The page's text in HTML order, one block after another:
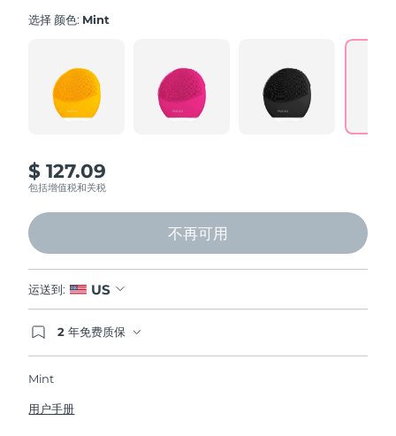
rating
Reviews.
Same
page
选择 颜色: Mint
$ 127.09
包括增值税和关税
不再可用
运送到: US
2 年免费质保
Mint
用户手册